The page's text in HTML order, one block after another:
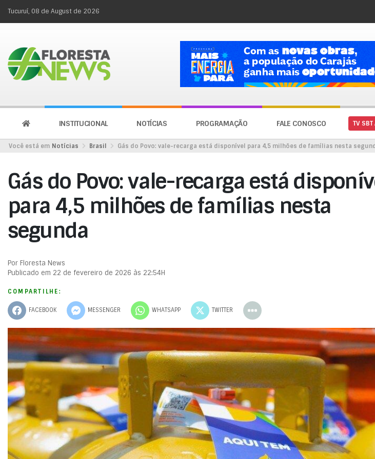
Tucuruí, 08 de August de 2026
INSTITUCIONAL NOTÍCIAS PROGRAMAÇÃO FALE CONOSCO TV
Você está em Notícias Brasil Gás do Povo: vale-recarga está disponível para 4,5 milhões de famílias nesta
Gás do Povo: vale-recarga está
para 4,5 milhões de famílias nesta
segunda
Por Floresta News
Publicado em 22 de fevereiro de 2026 às 22:54H
COMPARTILHE:
FACEBOOK MESSENGER WHATSAPP TWITTER